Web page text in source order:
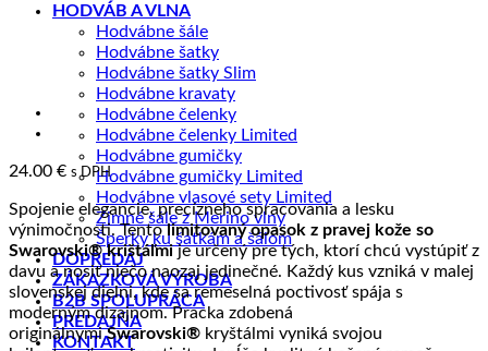
HODVÁB A VLNA
Hodvábne šále
Hodvábne šatky
Hodvábne šatky Slim
Hodvábne kravaty
Hodvábne čelenky
Hodvábne čelenky Limited
Hodvábne gumičky
Hodvábne gumičky Limited
Hodvábne vlasové sety Limited
Zimné šále z Merino vlny
Šperky ku šatkám a šálom
DOPREDAJ
ZÁKAZKOVÁ VÝROBA
B2B SPOLUPRÁCA
PREDAJŇA
KONTAKT
24.00 € s DPH
Spojenie elegancie, precízneho spracovania a lesku
výnimočnosti. Tentolimitovaný opasok z pravej kože so
Swarovski® krištáľmije určený pre tých, ktorí chcú vystúpiť z
davu a nosiť niečo naozaj jedinečné. Každý kus vzniká v malej
slovenskej dielni, kde sa remeselná poctivosť spája s
moderným dizajnom. Pracka zdobená
originálnymiSwarovski® kryštálmi vyniká svojou